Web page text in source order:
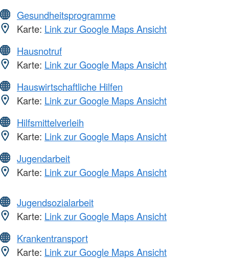
Gesundheitsprogramme
Karte: Link zur Google Maps Ansicht
Hausnotruf
Karte: Link zur Google Maps Ansicht
Hauswirtschaftliche Hilfen
Karte: Link zur Google Maps Ansicht
Hilfsmittelverleih
Karte: Link zur Google Maps Ansicht
Jugendarbeit
Karte: Link zur Google Maps Ansicht
Jugendsozialarbeit
Karte: Link zur Google Maps Ansicht
Krankentransport
Karte: Link zur Google Maps Ansicht